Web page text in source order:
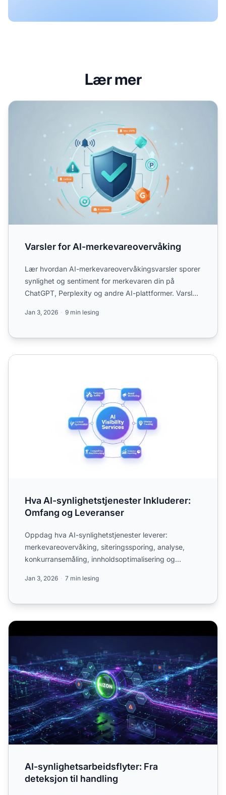
Lær mer
Varsler for AI-merkevareovervåking
Varsler for AI-merkevareovervåking
Lær hvordan AI-merkevareovervåkingsvarsler sporer
synlighet og sentiment for merkevaren din på
ChatGPT, Perplexity og andre AI-plattformer. Varsler
Jan 3, 2026 9 min lesing
Hva AI-synlighetstjenester Inkluderer: Omfang og
Hva AI-synlighetstjenester Inkluderer:
Omfang og Leveranser
Oppdag hva AI-synlighetstjenester leverer:
merkevareovervåking, siteringssporing, analyse,
konkurransemåling, innholdsoptimalisering og
Jan 3, 2026 7 min lesing
AI-synlighetsarbeidsflyter: Fra deteksjon til handling
AI-synlighetsarbeidsflyter: Fra
deteksjon til handling